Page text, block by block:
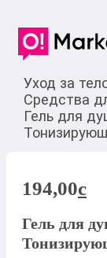
Уход за
Средства
Гель для
194,00c
Гель для